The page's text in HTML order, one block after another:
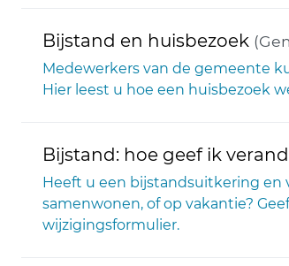
Bijstand en huisbezoek
Medewerkers van de gemeente
Hier leest u hoe een huisbezoek
Bijstand: hoe geef ik
Heeft u een bijstandsuitkering en
samenwonen, of op vakantie?
wijzigingsformulier.